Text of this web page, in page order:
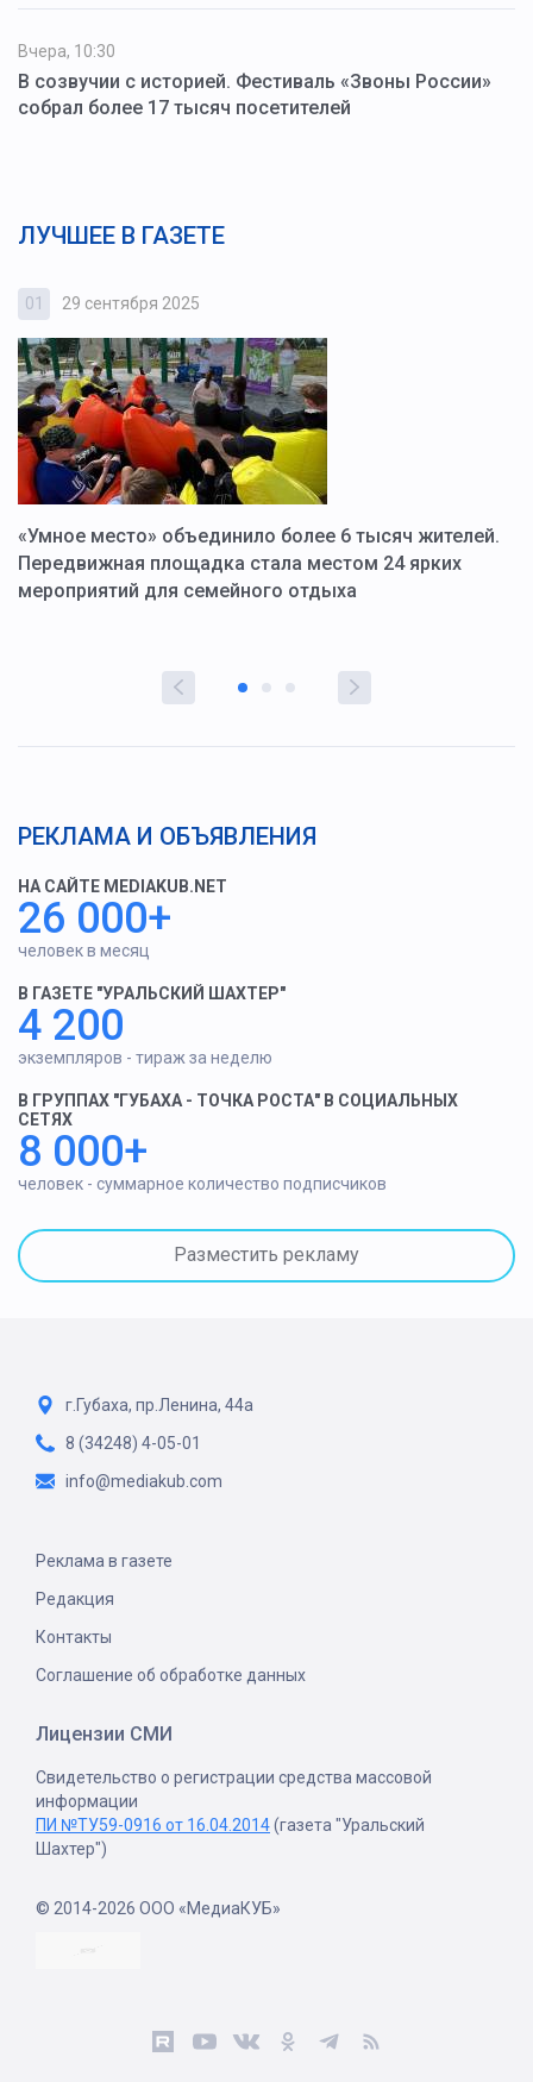
Вчера, 10:30
В созвучии с историей. Фестиваль «Звоны России»
собрал более 17 тысяч посетителей
ЛУЧШЕЕ В ГАЗЕТЕ
01 29 сентября 2025
«Умное место» объединило более 6 тысяч жителей.
Передвижная площадка стала местом 24 ярких
мероприятий для семейного отдыха
РЕКЛАМА И ОБЪЯВЛЕНИЯ
НА САЙТЕ MEDIAKUB.NET
26 000+
человек в месяц
В ГАЗЕТЕ "УРАЛЬСКИЙ ШАХТЕР"
4 200
экземпляров - тираж за неделю
В ГРУППАХ "ГУБАХА - ТОЧКА РОСТА" В СОЦИАЛЬНЫХ
СЕТЯХ
8 000+
человек - суммарное количество подписчиков
Разместить рекламу
г.Губаха, пр.Ленина, 44а
8 (34248) 4-05-01
info@mediakub.com
Реклама в газете
Редакция
Контакты
Соглашение об обработке данных
Лицензии СМИ
Свидетельство о регистрации средства массовой
информации
ПИ №ТУ59-0916 от 16.04.2014(газета "Уральский
Шахтер")
© 2014-2026 ООО «МедиаКУБ»